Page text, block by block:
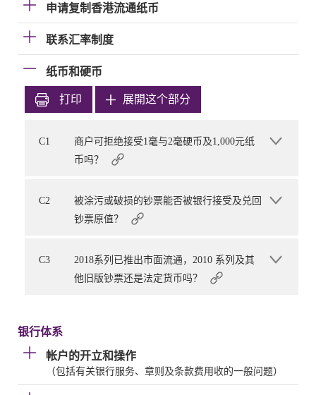
申请复制香港流通纸币
联系汇率制度
纸币和硬币
打印 展開这个部分
C1
商户可拒绝接受1毫与2毫硬币及1,000元纸
币吗？
C2
被涂污或破损的钞票能否被银行接受及兑回
钞票原值？
C3
2018系列已推出市面流通，2010 系列及其
他旧版钞票还是法定货币吗？
银行体系
帐户的开立和操作
（包括有关银行服务、章则及条款费用收的一般问题）